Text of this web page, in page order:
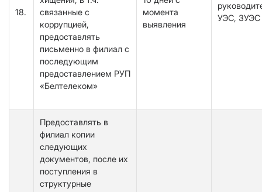
18.
связанные с
коррупцией,
предоставлять
письменно в филиал с
последующим
предоставлением РУП
«Белтелеком»
момента
выявления
УЭС, ЗУЭС
Предоставлять в
филиал копии
следующих
документов, после их
поступления в
структурные